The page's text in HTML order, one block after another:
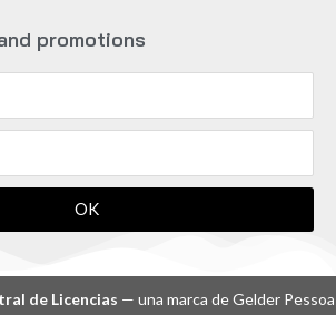
promotions
OK
de Licencias — una marca de Gelder Pessoa